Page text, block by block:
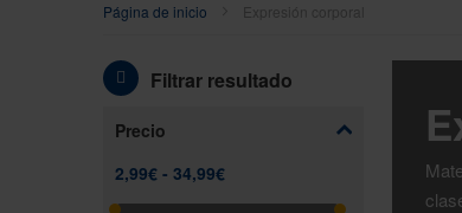
Página de inicio
Filtrar resultado
Precio